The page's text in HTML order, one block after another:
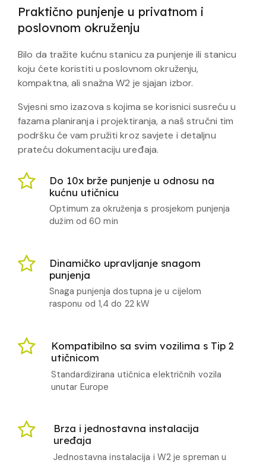
Praktično punjenje u privatnom i
poslovnom okruženju
Bilo da tražite kućnu stanicu za punjenje ili stanicu
koju ćete koristiti u poslovnom okruženju,
kompaktna, ali snažna W2 je sjajan izbor.
Svjesni smo izazova s kojima se korisnici susreću u
fazama planiranja i projektiranja, a naš stručni tim
podršku će vam pružiti kroz savjete i detaljnu
prateću dokumentaciju uređaja.
Do 10x brže punjenje u odnosu na
kućnu utičnicu
Optimum za okruženja s prosjekom punjenja
dužim od 60 min
Dinamičko upravljanje snagom
punjenja
Snaga punjenja dostupna je u cijelom
rasponu od 1,4 do 22 kW
Kompatibilno sa svim vozilima s Tip 2
utičnicom
Standardizirana utičnica električnih vozila
unutar Europe
Brza i jednostavna instalacija
uređaja
Jednostavna instalacija i W2 je spreman u